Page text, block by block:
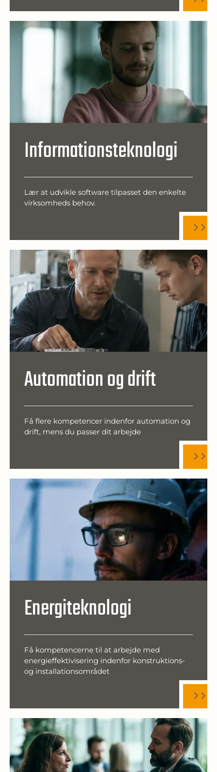
Informationsteknologi
Lær at udvikle software tilpasset den enkelte
virksomheds behov.
Automation og drift
Få flere kompetencer indenfor automation og
drift, mens du passer dit arbejde
Energiteknologi
Få kompetencerne til at arbejde med
energieffektivisering indenfor konstruktions-
og installationsområdet